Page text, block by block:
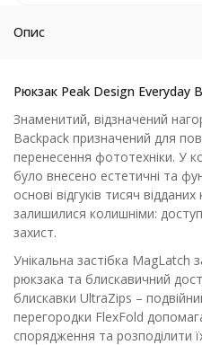
Опис
Рюкзак Peak Design Everyday
Знаменитий, відзначений
Backpack призначений для
перенесення фототехніки. У
було внесено естетичні та
основі відгуків тисяч
залишилися колишніми:
захист.
Унікальна застібка MagLatch
рюкзака та блискавичний
блискавки UltraZips –
перегородки FlexFold
спорядження та розподілити